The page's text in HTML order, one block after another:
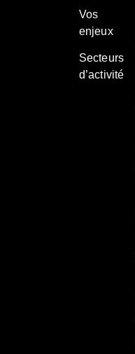
Vos
enjeux
Secteurs
d’activité